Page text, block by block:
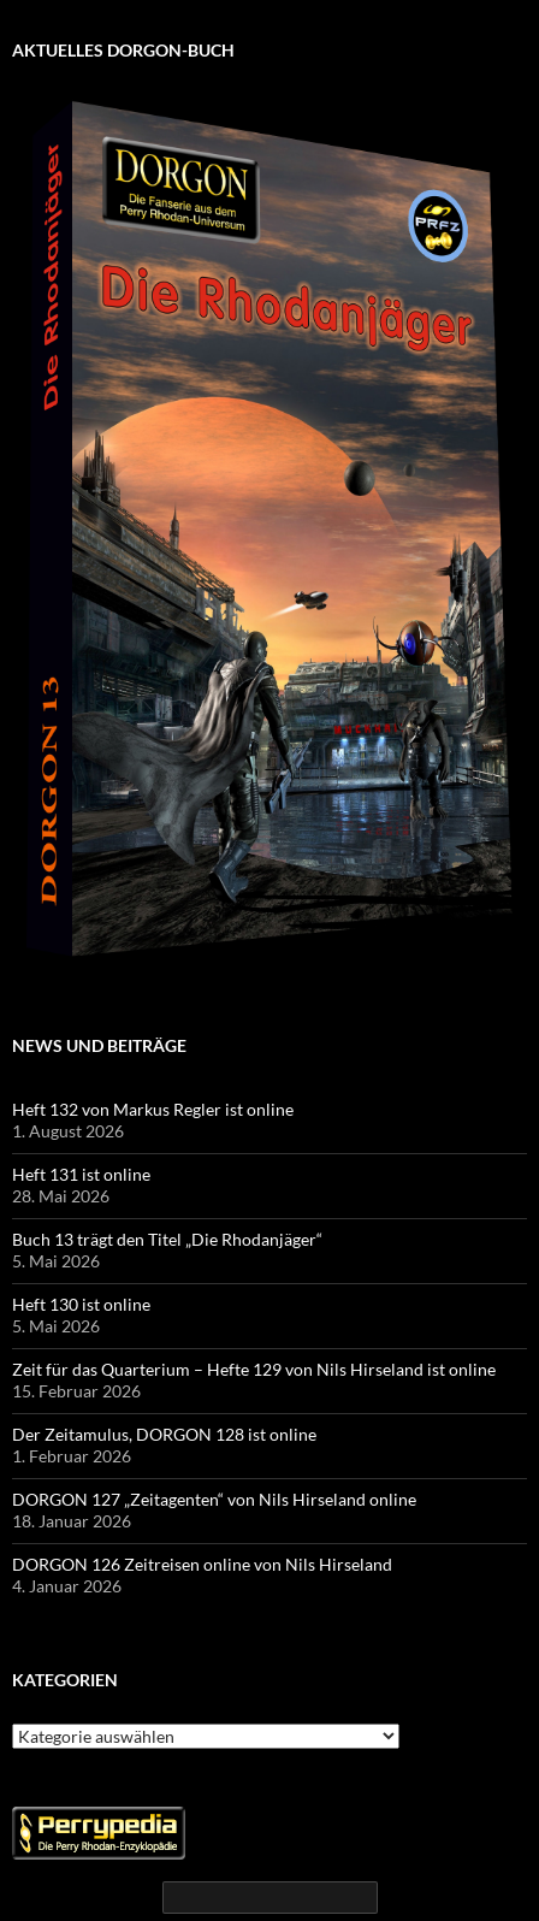
AKTUELLES DORGON-BUCH
NEWS UND BEITRÄGE
Heft 132 von Markus Regler ist online
1. August 2026
Heft 131 ist online
28. Mai 2026
Buch 13 trägt den Titel „Die Rhodanjäger“
5. Mai 2026
Heft 130 ist online
5. Mai 2026
Zeit für das Quarterium – Hefte 129 von Nils Hirseland ist online
15. Februar 2026
Der Zeitamulus, DORGON 128 ist online
1. Februar 2026
DORGON 127 „Zeitagenten“ von Nils Hirseland online
18. Januar 2026
DORGON 126 Zeitreisen online von Nils Hirseland
4. Januar 2026
KATEGORIEN
Kategorien